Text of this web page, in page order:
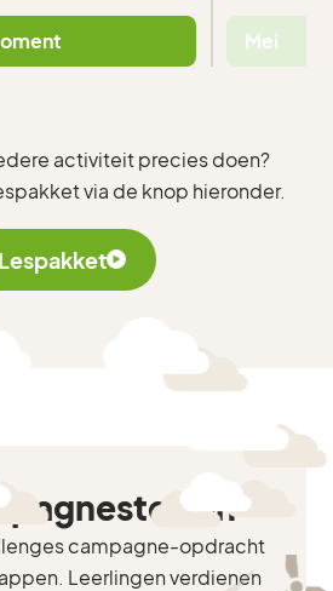
Mei
activiteit precies doen?
via de knop hieronder.
Lespakket
campagne-opdracht
Leerlingen verdienen